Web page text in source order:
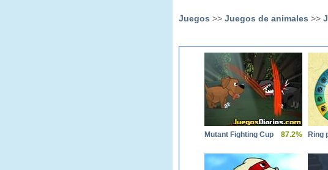
Juegos >> Juegos de animales >>
Mutant Fighting Cup 87.2% Ring